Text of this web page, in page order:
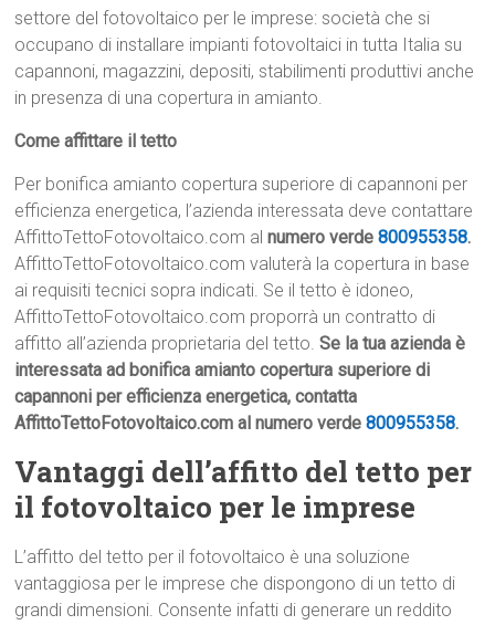
settore del fotovoltaico per le imprese: società che si
occupano di installare impianti fotovoltaici in tutta Italia su
capannoni, magazzini, depositi, stabilimenti produttivi anche
in presenza di una copertura in amianto.
Come affittare il tetto
Per bonifica amianto copertura superiore di capannoni per
efficienza energetica, l’azienda interessata deve contattare
AffittoTettoFotovoltaico.com alnumero verde800955358.
AffittoTettoFotovoltaico.com valuterà la copertura in base
ai requisiti tecnici sopra indicati. Se il tetto è idoneo,
AffittoTettoFotovoltaico.com proporrà un contratto di
affitto all’azienda proprietaria del tetto.Se la tua azienda è
interessata ad bonifica amianto copertura superiore di
capannoni per efficienza energetica, contatta
AffittoTettoFotovoltaico.com al numero verde800955358.
Vantaggi dell’affitto del tetto per
il fotovoltaico per le imprese
L’affitto del tetto per il fotovoltaico è una soluzione
vantaggiosa per le imprese che dispongono di un tetto di
grandi dimensioni. Consente infatti di generare un reddito